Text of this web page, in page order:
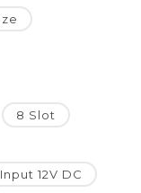
8 Slot
Input 12V DC